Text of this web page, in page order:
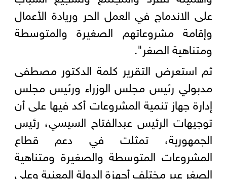
على الاندماج في العمل الحر وريادة الأعمال
وإقامة مشروعاتهم الصغيرة والمتوسطة
ومتناهية الصغر".
ثم استعرض التقرير كلمة الدكتور مصطفى
مدبولي رئيس مجلس الوزراء ورئيس مجلس
إدارة جهاز تنمية المشروعات أكد فيها على أن
توجيهات الرئيس عبدالفتاح السيسي، رئيس
الجمهورية، تمثلت في دعم قطاع
المشروعات المتوسطة والصغيرة ومتناهية
الصغر عبر مختلف أجهزة الدولة المعنية وعلى